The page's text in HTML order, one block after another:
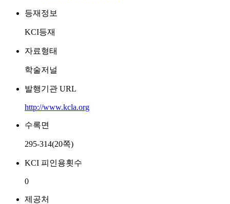
등재정보
KCI등재
자료형태
학술저널
발행기관 URL
http://www.kcla.org
수록면
295-314(20쪽)
KCI 피인용횟수
0
제공처